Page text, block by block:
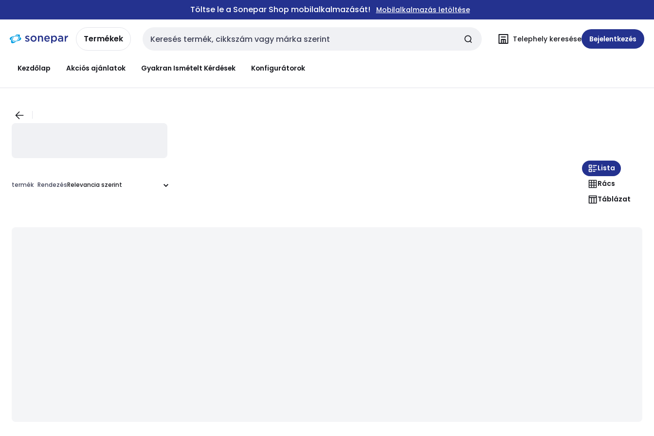
navigációhoztartalomra
Töltse le a Sonepar Shop mobilalkalmazását! Mobilalkalmazás letöltése
Termékek Keresési bemenet Telephely keresése Bejelentkezés
Kezdőlap Akciós ajánlatok Gyakran Ismételt Kérdések Konfigurátorok
termék Rendezés
Lista
Rács
Táblázat